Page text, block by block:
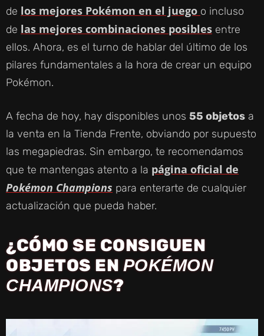
de los mejores Pokémon en el juego o incluso
de las mejores combinaciones posibles entre
ellos. Ahora, es el turno de hablar del último de los
pilares fundamentales a la hora de crear un equipo
Pokémon.
A fecha de hoy, hay disponibles unos 55 objetos a
la venta en la Tienda Frente, obviando por supuesto
las megapiedras. Sin embargo, te recomendamos
que te mantengas atento a la página oficial de
Pokémon Champions para enterarte de cualquier
actualización que pueda haber.
¿CÓMO SE CONSIGUEN
OBJETOS EN POKÉMON
CHAMPIONS?